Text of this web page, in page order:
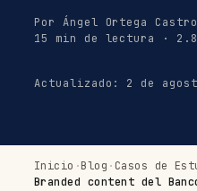
Por Ángel Ortega Castro
15 min de lectura ·
Actualizado: 2 de
Inicio ·Blog · Casos de
Branded content del